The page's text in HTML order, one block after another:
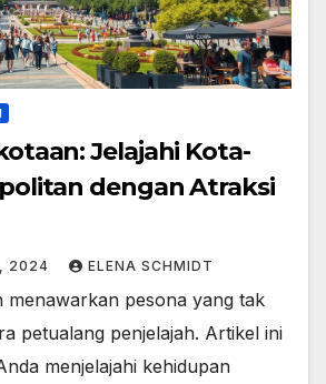
Jelajahi Kota-
dengan Atraksi
2024 ELENA SCHMIDT
menawarkan pesona yang tak
petualang penjelajah. Artikel ini
menjelajahi kehidupan